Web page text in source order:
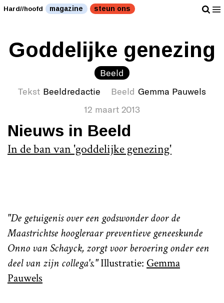
Hard//hoofd magazine steun ons
Goddelijke genezing
Beeld
Tekst Beeldredactie Beeld Gemma Pauwels
12 maart 2013
Nieuws in Beeld
In de ban van 'goddelijke genezing'
"De getuigenis over een godswonder door de
Maastrichtse hoogleraar preventieve geneeskunde
Onno van Schayck, zorgt voor beroering onder een
deel van zijn collega's."Illustratie: Gemma
Pauwels